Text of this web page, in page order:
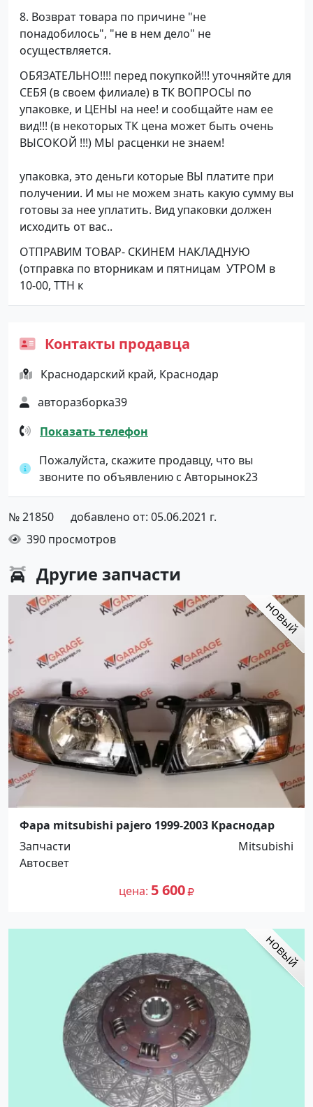
8. Возврат товара по причине "не
понадобилось", "не в нем дело" не
осуществляется.
ОБЯЗАТЕЛЬНО!!!! перед покупкой!!! уточняйте для
СЕБЯ (в своем филиале) в ТК ВОПРОСЫ по
упаковке, и ЦЕНЫ на нее! и сообщайте нам ее
вид!!! (в некоторых ТК цена может быть очень
ВЫСОКОЙ !!!) МЫ расценки не знаем!
упаковка, это деньги которые ВЫ платите при
получении. И мы не можем знать какую сумму вы
готовы за нее уплатить. Вид упаковки должен
исходить от вас..
ОТПРАВИМ ТОВАР- СКИНЕМ НАКЛАДНУЮ
(отправка по вторникам и пятницам УТРОМ в
10-00, ТТН к
Контакты продавца
Краснодарский край, Краснодар
авторазборка39
Показать телефон
Пожалуйста, скажите продавцу, что вы
звоните по объявлению с Авторынок23
№ 21850
добавлено от: 05.06.2021 г.
390 просмотров
Другие запчасти
Фара mitsubishi pajero 1999-2003 Краснодар
Запчасти
Mitsubishi
Автосвет
цена 5 600